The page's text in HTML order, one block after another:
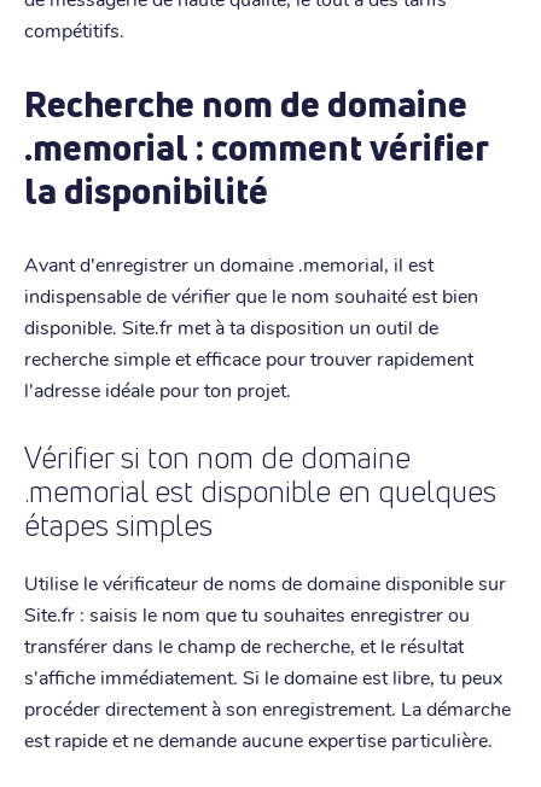
compétitifs.
Recherche nom de domaine
.memorial : comment vérifier
la disponibilité
Avant d'enregistrer un domaine .memorial, il est
indispensable de vérifier que le nom souhaité est bien
disponible. Site.fr met à ta disposition un outil de
recherche simple et efficace pour trouver rapidement
l'adresse idéale pour ton projet.
Vérifier si ton nom de domaine
.memorial est disponible en quelques
étapes simples
Utilise le vérificateur de noms de domaine disponible sur
Site.fr : saisis le nom que tu souhaites enregistrer ou
transférer dans le champ de recherche, et le résultat
s'affiche immédiatement. Si le domaine est libre, tu peux
procéder directement à son enregistrement. La démarche
est rapide et ne demande aucune expertise particulière.